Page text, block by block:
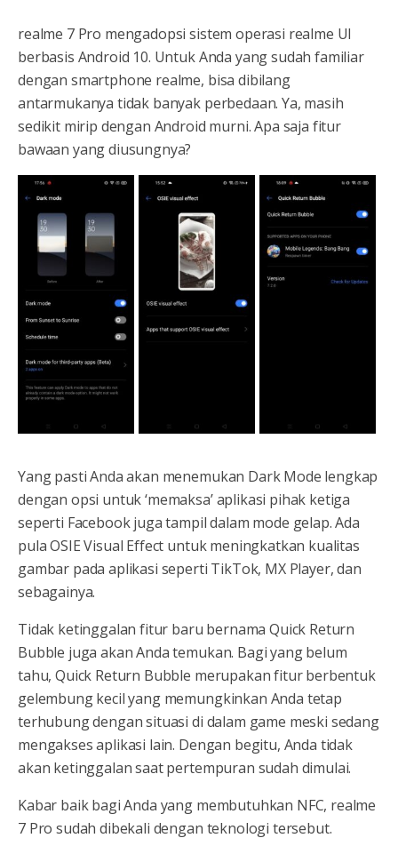
realme 7 Pro mengadopsi sistem operasi realme UI
berbasis Android 10. Untuk Anda yang sudah familiar
dengan smartphone realme, bisa dibilang
antarmukanya tidak banyak perbedaan. Ya, masih
sedikit mirip dengan Android murni. Apa saja fitur
bawaan yang diusungnya?
Yang pasti Anda akan menemukan Dark Mode lengkap
dengan opsi untuk ‘memaksa’ aplikasi pihak ketiga
seperti Facebook juga tampil dalam mode gelap. Ada
pula OSIE Visual Effect untuk meningkatkan kualitas
gambar pada aplikasi seperti TikTok, MX Player, dan
sebagainya.
Tidak ketinggalan fitur baru bernama Quick Return
Bubble juga akan Anda temukan. Bagi yang belum
tahu, Quick Return Bubble merupakan fitur berbentuk
gelembung kecil yang memungkinkan Anda tetap
terhubung dengan situasi di dalam game meski sedang
mengakses aplikasi lain. Dengan begitu, Anda tidak
akan ketinggalan saat pertempuran sudah dimulai.
Kabar baik bagi Anda yang membutuhkan NFC, realme
7 Pro sudah dibekali dengan teknologi tersebut.